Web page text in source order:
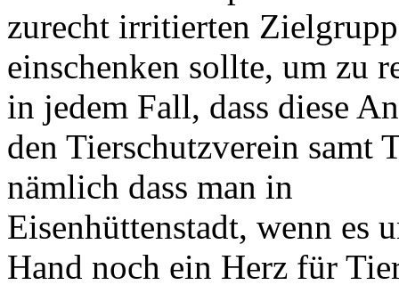
zurecht irritierten
einschenken sollte, um zu
in jedem Fall, dass diese
den Tierschutzverein samt
nämlich dass man in
Eisenhüttenstadt, wenn es
Hand noch ein Herz für